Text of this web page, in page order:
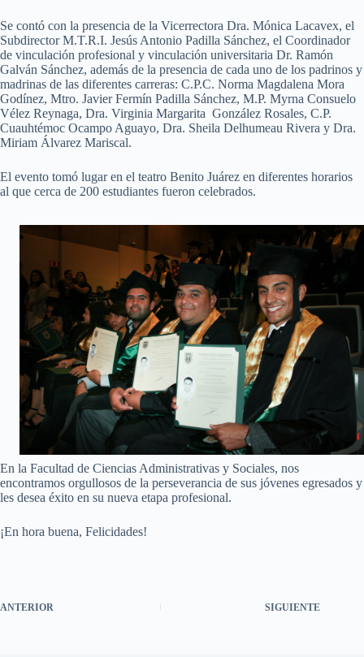
Se contó con la presencia de la Vicerrectora Dra. Mónica Lacavex, el
Subdirector M.T.R.I. Jesús Antonio Padilla Sánchez, el Coordinador
de vinculación profesional y vinculación universitaria Dr. Ramón
Galván Sánchez, además de la presencia de cada uno de los padrinos y
madrinas de las diferentes carreras: C.P.C. Norma Magdalena Mora
Godínez, Mtro. Javier Fermín Padilla Sánchez, M.P. Myrna Consuelo
Vélez Reynaga, Dra. Virginia Margarita González Rosales, C.P.
Cuauhtémoc Ocampo Aguayo, Dra. Sheila Delhumeau Rivera y Dra.
Miriam Álvarez Mariscal.
El evento tomó lugar en el teatro Benito Juárez en diferentes horarios
al que cerca de 200 estudiantes fueron celebrados.
En la Facultad de Ciencias Administrativas y Sociales, nos
encontramos orgullosos de la perseverancia de sus jóvenes egresados y
les desea éxito en su nueva etapa profesional.
¡En hora buena, Felicidades!
ANTERIOR SIGUIENTE